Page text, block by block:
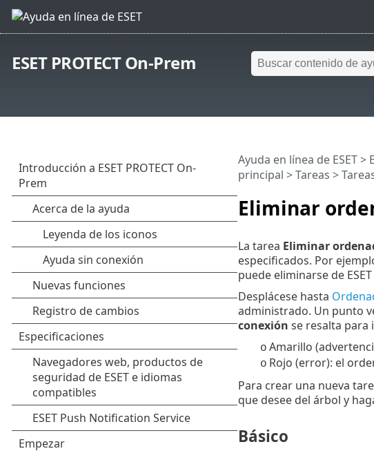
ESET PROTECT On-Prem
Eliminar
Ayuda en línea de ESET>
principal >Tareas >
La tarea Eliminar
especificados. Por
puede eliminarse de
Desplácese hasta
administrado. Un punto
conexión se resalta para
o Amarillo
o Rojo (error): el
Para crear una nueva
que desee del árbol y
Básico